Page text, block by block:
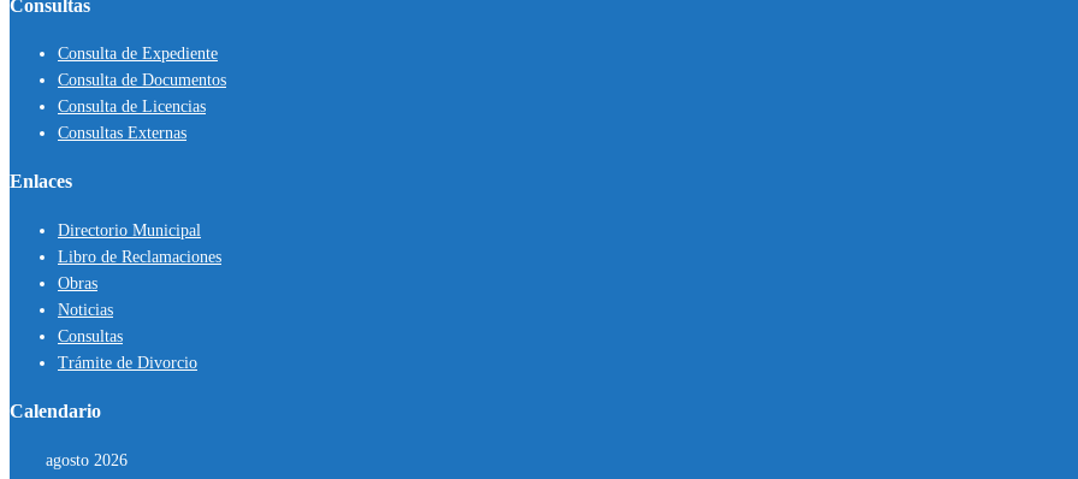
Consultas
Consulta de Expediente
Consulta de Documentos
Consulta de Licencias
Consultas Externas
Enlaces
Directorio Municipal
Libro de Reclamaciones
Obras
Noticias
Consultas
Trámite de Divorcio
Calendario
agosto 2026